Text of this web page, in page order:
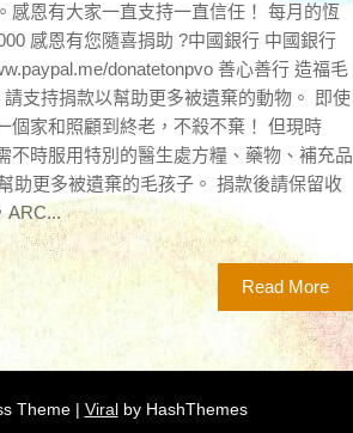
感恩有大家一直支持一直信任！ 每月的恆
感恩有您隨喜捐助 ?中國銀行 中國銀行
donatetonpvo 善心善行 造福毛
支持捐款以幫助更多被遺棄的動物。 即使
個家和照顧到終老，不殺不棄！ 但現時
時服用特別的醫生處方糧、藥物、補充品
助更多被遺棄的毛孩子。 捐款後請保留收
ARC...
Read More
Theme | Viralby HashThemes